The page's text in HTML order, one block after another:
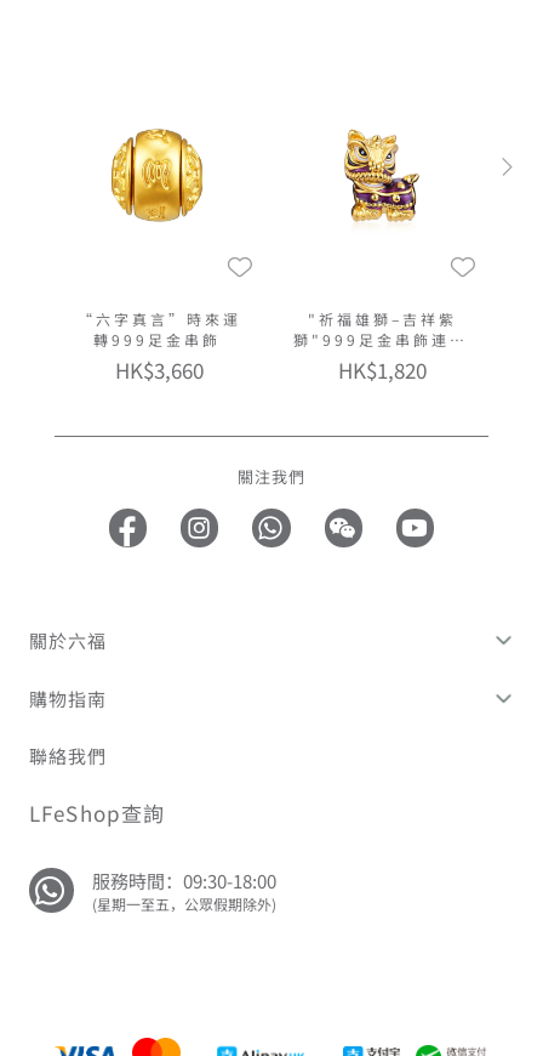
“六字真言”時來運
轉999足金串飾
HK$3,660
"祈福雄獅–吉祥紫
獅"999足金串飾連手
繩
HK$1,820
關注我們
關於六福
購物指南
聯絡我們
LFeShop查詢
服務時間：09:30-18:00
(星期一至五，公眾假期除外)